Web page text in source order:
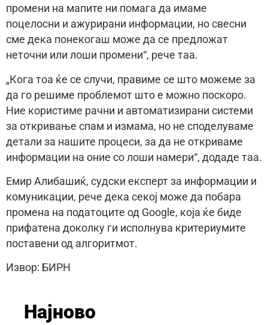
промени на мапите ни помага да имаме
поцелосни и ажурирани информации, но свесни
сме дека понекогаш може да се предложат
неточни или лоши промени“, рече таа.
„Кога тоа ќе се случи, правиме се што можеме за
да го решиме проблемот што е можно поскоро.
Ние користиме рачни и автоматизирани системи
за откривање спам и измама, но не споделуваме
детали за нашите процеси, за да не откриваме
информации на оние со лоши намери“, додаде таа.
Емир Алибашиќ, судски експерт за информации и
комуникации, рече дека секој може да побара
промена на податоците од Google, која ќе биде
прифатена доколку ги исполнува критериумите
поставени од алгоритмот.
Извор: БИРН
Најново